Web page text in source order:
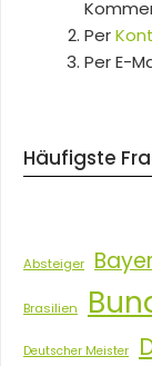
Per
Per E-
Häufigste
Absteiger
Brasilien
Deutscher Meister